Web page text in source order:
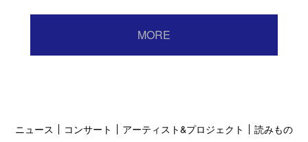
MORE
ニュース コンサート アーティスト&プロジェクト
読みもの